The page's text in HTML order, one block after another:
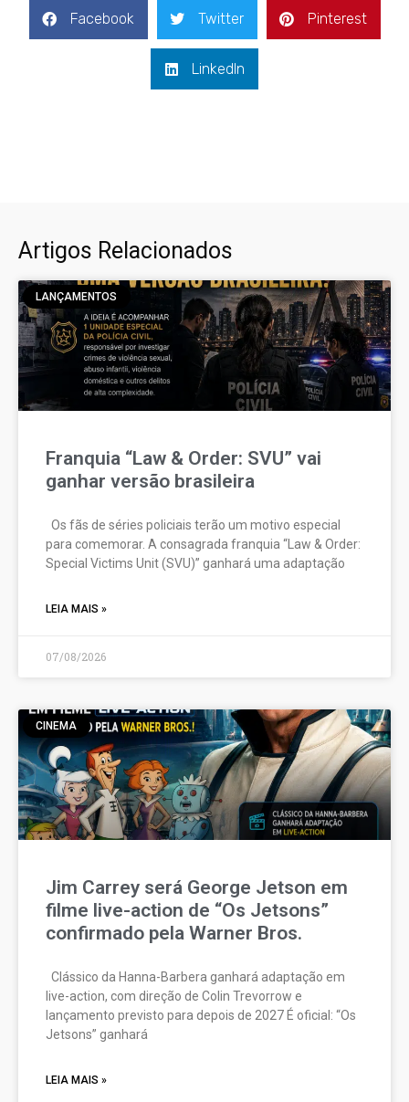
Facebook Twitter Pinterest
LinkedIn
Artigos Relacionados
LANÇAMENTOS
Franquia “Law & Order: SVU” vai
ganhar versão brasileira
Os fãs de séries policiais terão um motivo especial
para comemorar. A consagrada franquia “Law & Order:
Special Victims Unit (SVU)” ganhará uma adaptação
LEIA MAIS »
07/08/2026
CINEMA
Jim Carrey será George Jetson em
filme live-action de “Os Jetsons”
confirmado pela Warner Bros.
Clássico da Hanna-Barbera ganhará adaptação em
live-action, com direção de Colin Trevorrow e
lançamento previsto para depois de 2027 É oficial: “Os
Jetsons” ganhará
LEIA MAIS »